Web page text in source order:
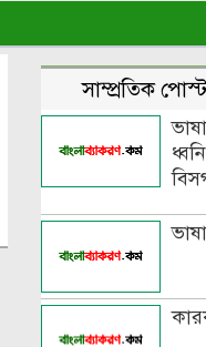
সাম্প্রতিক পোস্ট